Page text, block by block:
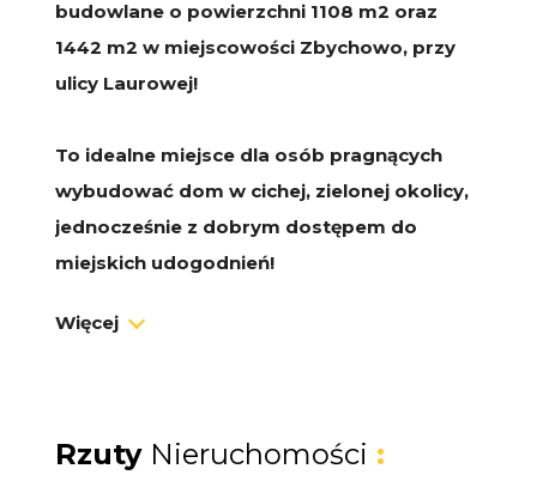
budowlane o powierzchni 1108 m2 oraz
1442 m2 w miejscowości Zbychowo, przy
ulicy Laurowej!
To idealne miejsce dla osób pragnących
wybudować dom w cichej, zielonej okolicy,
jednocześnie z dobrym dostępem do
miejskich udogodnień!
Oferujemy na sprzedaż jedną z dwóch
lasem w cenie ofertowej 239 000 zł
Więcej
Rzuty Nieruchomości :